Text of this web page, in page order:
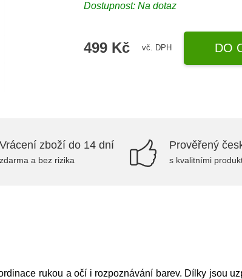
Dostupnost: Na dotaz
499 Kč vč. DPH DO
Vrácení zboží do 14 dní
zdarma a bez rizika
Prověřený
s kvalitními
rukou a očí i rozpoznávání barev. Dílky jsou